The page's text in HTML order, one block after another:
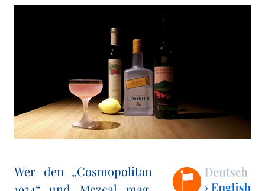
Wer den „Cosmopolitan